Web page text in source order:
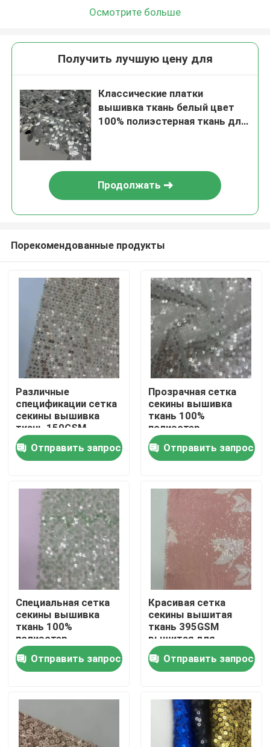
Дома
О Компании
Продукция
видео
Французская ткань Терри
Ткань вискозы белья
Приполюсная ткань ватки
Мягкая ткань раковины
Ткань для вышивки из хлопка
Осмотрите больше
Получить лучшую цену для
Классические платки
вышивка ткань белый цвет
100% полиэстерная ткань для
Продолжать
Порекомендованные продукты
Различные
спецификации сетка
секины вышивка
ткань 150GSM
вышивка для
женщин платья
Отправить запрос
Прозрачная сетка
секины вышивка
ткань 100%
полиэстер
уникальный для
женщин вечеринки
платья
Отправить запрос
Специальная сетка
секины вышивка
ткань 100%
полиэстер
Прозрачный зеленый
уникальный для
женщин вечеринки
Отправить запрос
Красивая сетка
секины вышитая
ткань 395GSM
вышитая для
вечеринки платья
Отправить запрос